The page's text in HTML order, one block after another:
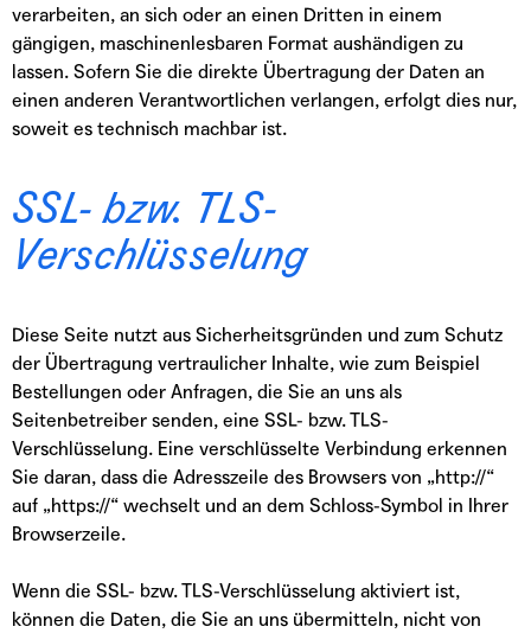
verarbeiten, an sich oder an einen Dritten in einem
gängigen, maschinenlesbaren Format aushändigen zu
lassen. Sofern Sie die direkte Übertragung der Daten an
einen anderen Verantwortlichen verlangen, erfolgt dies nur,
soweit es technisch machbar ist.
SSL- bzw. TLS-
Verschlüsselung
Diese Seite nutzt aus Sicherheitsgründen und zum Schutz
der Übertragung vertraulicher Inhalte, wie zum Beispiel
Bestellungen oder Anfragen, die Sie an uns als
Seitenbetreiber senden, eine SSL- bzw. TLS-
Verschlüsselung. Eine verschlüsselte Verbindung erkennen
Sie daran, dass die Adresszeile des Browsers von „http://“
auf „https://“ wechselt und an dem Schloss-Symbol in Ihrer
Browserzeile.
Wenn die SSL- bzw. TLS-Verschlüsselung aktiviert ist,
können die Daten, die Sie an uns übermitteln, nicht von